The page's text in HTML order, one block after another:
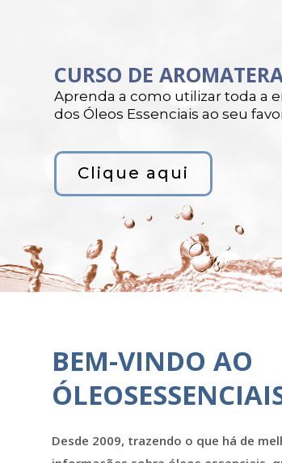
CURSO DE
Aprenda a como utilizar toda a
dos Óleos Essenciais ao seu
Clique aqui
BEM-VINDO AO
Desde 2009, trazendo o que há de